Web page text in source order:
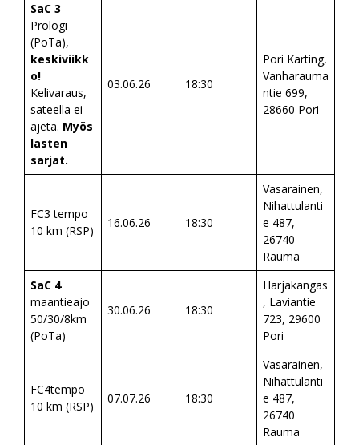
SaC 3
Prologi
(PoTa),
keskiviikk
o!
Kelivaraus,
sateella ei
ajeta. Myös
lasten
sarjat.
03.06.26 18:30
Pori Karting,
Vanharauma
ntie 699,
28660 Pori
FC3 tempo
10 km (RSP)
16.06.26 18:30
Vasarainen,
Nihattulanti
e 487,
26740
Rauma
SaC 4
maantieajo
50/30/8km
(PoTa)
30.06.26 18:30
Harjakangas
, Laviantie
723, 29600
Pori
FC4tempo
10 km (RSP)
07.07.26 18:30
Vasarainen,
Nihattulanti
e 487,
26740
Rauma